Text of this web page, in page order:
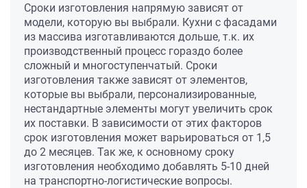
Сроки изготовления напрямую зависят от
модели, которую вы выбрали. Кухни с фасадами
из массива изготавливаются дольше, т.к. их
производственный процесс гораздо более
сложный и многоступенчатый. Сроки
изготовления также зависят от элементов,
которые вы выбрали, персонализированные,
нестандартные элементы могут увеличить срок
их поставки. В зависимости от этих факторов
срок изготовления может варьироваться от 1,5
до 2 месяцев. Так же, к основному сроку
изготовления необходимо добавлять 5-10 дней
на транспортно-логистические вопросы.